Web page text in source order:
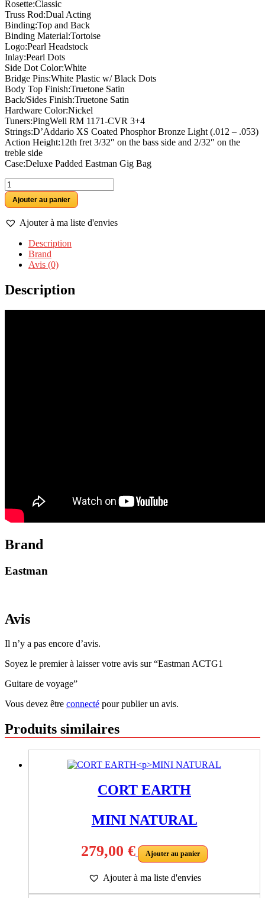
Rosette:Classic
Truss Rod:Dual Acting
Binding:Top and Back
Binding Material:Tortoise
Logo:Pearl Headstock
Inlay:Pearl Dots
Side Dot Color:White
Bridge Pins:White Plastic w/ Black Dots
Body Top Finish:Truetone Satin
Back/Sides Finish:Truetone Satin
Hardware Color:Nickel
Tuners:PingWell RM 1171-CVR 3+4
Strings:D’Addario XS Coated Phosphor Bronze Light (.012 – .053)
Action Height:12th fret 3/32″ on the bass side and 2/32″ on the
treble side
Case:Deluxe Padded Eastman Gig Bag
quantité
de
Eastman
Guitare
voyage
Ajouter au panier
Ajouter à ma liste d'envies
Description
Brand
Avis (0)
Description
Brand
Eastman
Avis
Il n’y a pas encore d’avis.
Soyez le premier à laisser votre avis sur “Eastman ACTG1
Guitare de voyage”
Vous devez être connecté pour publier un avis.
Produits similaires
CORT EARTH
MINI NATURAL
279,00 € Ajouter au panier
Ajouter à ma liste d'envies